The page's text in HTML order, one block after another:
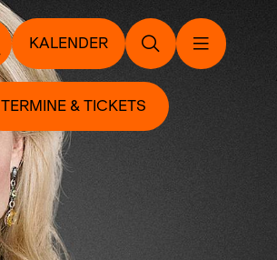
KALENDER
TERMINE & TICKETS